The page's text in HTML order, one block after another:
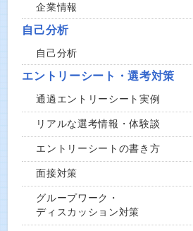
企業情報
自己分析
自己分析
エントリーシート・選考対策
通過エントリーシート実例
リアルな選考情報・体験談
エントリーシートの書き方
面接対策
グループワーク・
ディスカッション対策